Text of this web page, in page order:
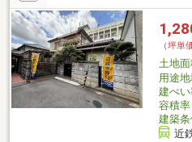
（坪単
土地
用途
建ぺ
容積率
建築
近